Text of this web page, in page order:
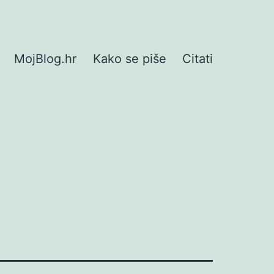
MojBlog.hr Kako se piše Citati